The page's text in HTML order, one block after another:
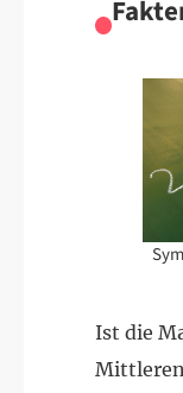
Ist die
Mittleren